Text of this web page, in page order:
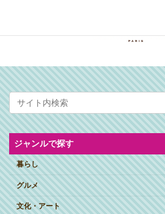
ジャンルで探す
暮らし
グルメ
文化・アート